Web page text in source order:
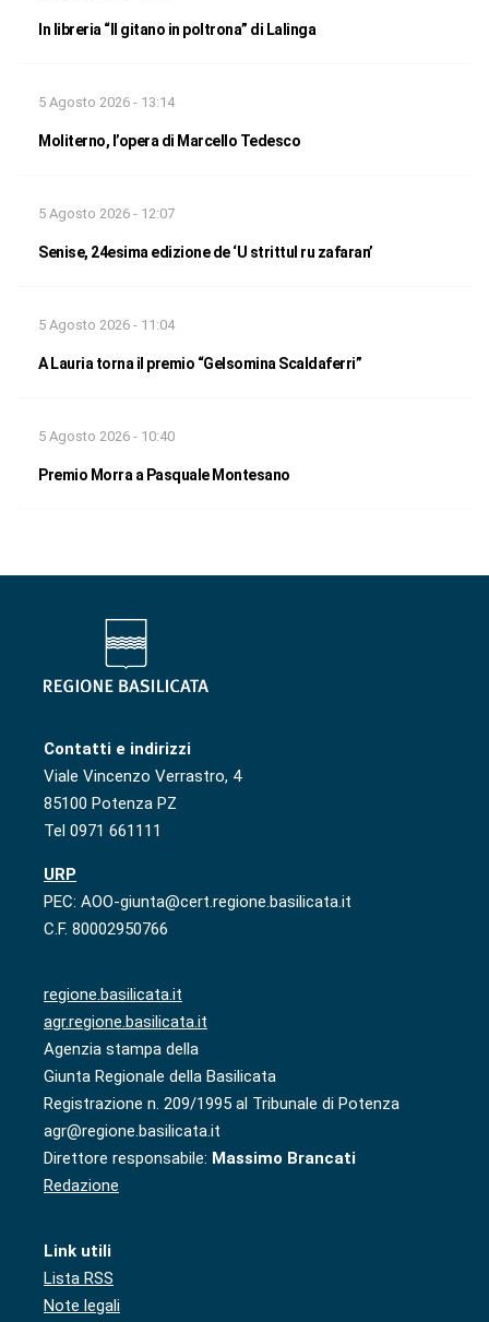
In libreria “Il gitano in poltrona” di Lalinga
5 Agosto 2026 - 13:14
Moliterno, l’opera di Marcello Tedesco
5 Agosto 2026 - 12:07
Senise, 24esima edizione de ‘U strittul ru zafaran’
5 Agosto 2026 - 11:04
A Lauria torna il premio “Gelsomina Scaldaferri”
5 Agosto 2026 - 10:40
Premio Morra a Pasquale Montesano
Contatti e indirizzi
Viale Vincenzo Verrastro, 4
85100 Potenza PZ
Tel 0971 661111
URP
PEC: AOO-giunta@cert.regione.basilicata.it
C.F. 80002950766
regione.basilicata.it
agr.regione.basilicata.it
Agenzia stampa della
Giunta Regionale della Basilicata
Registrazione n. 209/1995 al Tribunale di Potenza
agr@regione.basilicata.it
Direttore responsabile: Massimo Brancati
Redazione
Link utili
Lista RSS
Note legali